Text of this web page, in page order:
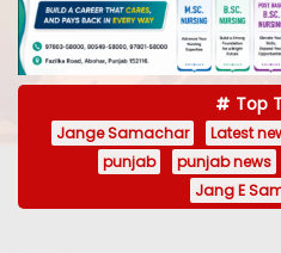
Top
Jange Samachar Latest
punjab
punjab news
Jang E